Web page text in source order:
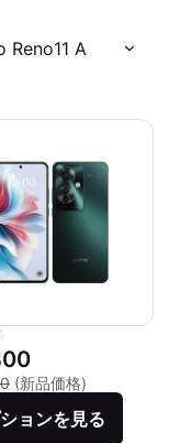
Reno11 A
ビッシュ品の価格：
(新品価格)
ョンを見る